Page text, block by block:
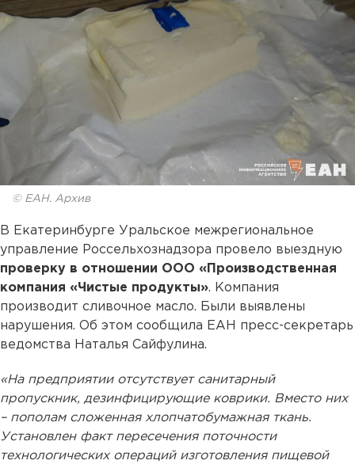
© ЕАН. Архив
В Екатеринбурге Уральское межрегиональное
управление Россельхознадзора провело выездную
проверку в отношении ООО «Производственная
компания «Чистые продукты». Компания
производит сливочное масло. Были выявлены
нарушения. Об этом сообщила ЕАН пресс-секретарь
ведомства Наталья Сайфулина.
«На предприятии отсутствует санитарный
пропускник, дезинфицирующие коврики. Вместо них
– пополам сложенная хлопчатобумажная ткань.
Установлен факт пересечения поточности
технологических операций изготовления пищевой